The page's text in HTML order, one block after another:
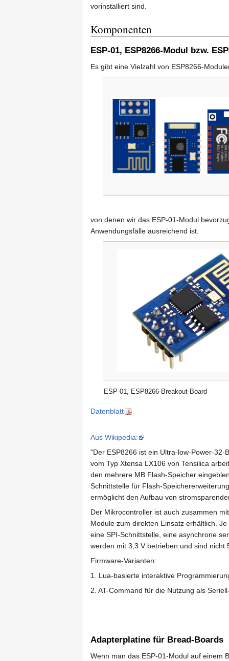
vorinstalliert sind.
Komponenten
ESP-01, ESP8266-Modul bzw.
Es gibt eine Vielzahl von ESP8266-
von denen wir das ESP-01-Modul
Anwendungsfälle ausreichend ist.
ESP-01, ESP8266-Breakout-Board
Datenblatt
Aus Wikipedia:
"Der ESP8266 ist ein Ultra-low-Power-
vom Typ Xtensa LX106 von Tensilica
den mehrere MB Flash-Speicher
Schnittstelle für Flash-
ermöglicht den Aufbau von
Der Mikrocontroller ist auch zusammen
Module zum direkten Einsatz erhältlich.
eine SPI-Schnittstelle, eine asynchrone
werden mit 3,3 V betrieben und sind nicht
Firmware-Varianten:
1. Lua-basierte interaktive
2. AT-Command für die Nutzung als
Adapterplatine für Bread-Boards
Wenn man das ESP-01-Modul auf einem